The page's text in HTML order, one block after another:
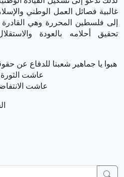
غالبية فصائل العمل الوطني
إلى فلسطين المحررة وهي
تحقيق أحلامه بالعودة
هبوا يا جماهير شعبنا للدفاع عن
عاشت الثورة
عاشت